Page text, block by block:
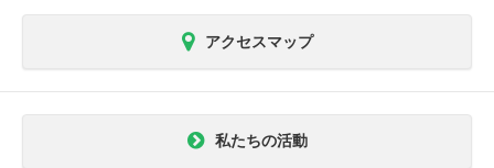
アクセスマップ
私たちの活動